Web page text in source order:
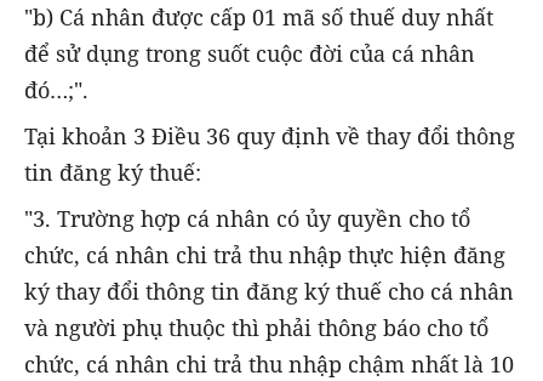
"b) Cá nhân được cấp 01 mã số thuế duy nhất
để sử dụng trong suốt cuộc đời của cá nhân
đó…;".
Tại khoản 3 Điều 36 quy định về thay đổi thông
tin đăng ký thuế:
"3. Trường hợp cá nhân có ủy quyền cho tổ
chức, cá nhân chi trả thu nhập thực hiện đăng
ký thay đổi thông tin đăng ký thuế cho cá nhân
và người phụ thuộc thì phải thông báo cho tổ
chức, cá nhân chi trả thu nhập chậm nhất là 10